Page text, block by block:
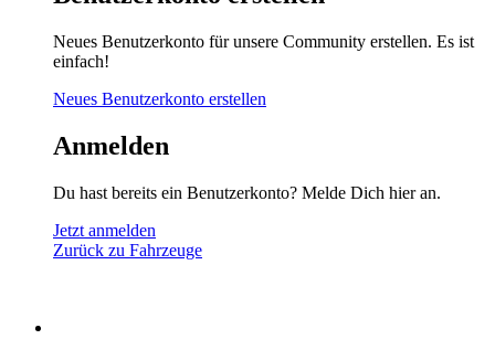
Neues Benutzerkonto für unsere Community erstellen. Es ist
einfach!
Neues Benutzerkonto erstellen
Anmelden
Du hast bereits ein Benutzerkonto? Melde Dich hier an.
Jetzt anmelden
Zurück zu Fahrzeuge